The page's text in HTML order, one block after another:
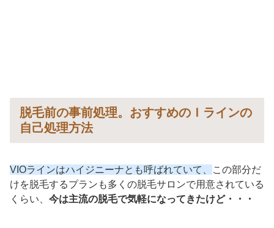
脱毛前の事前処理。おすすめのＩラインの
自己処理方法
VIOラインはハイジニーナとも呼ばれていて、
この部分だ
けを脱毛するプランも多くの脱毛サロンで用意されている
くらい、 今は主流の脱毛で気軽になってきたけど・・・